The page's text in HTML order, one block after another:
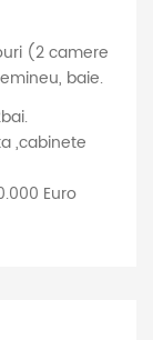
(2 camere
baie.
,cabinete
Euro